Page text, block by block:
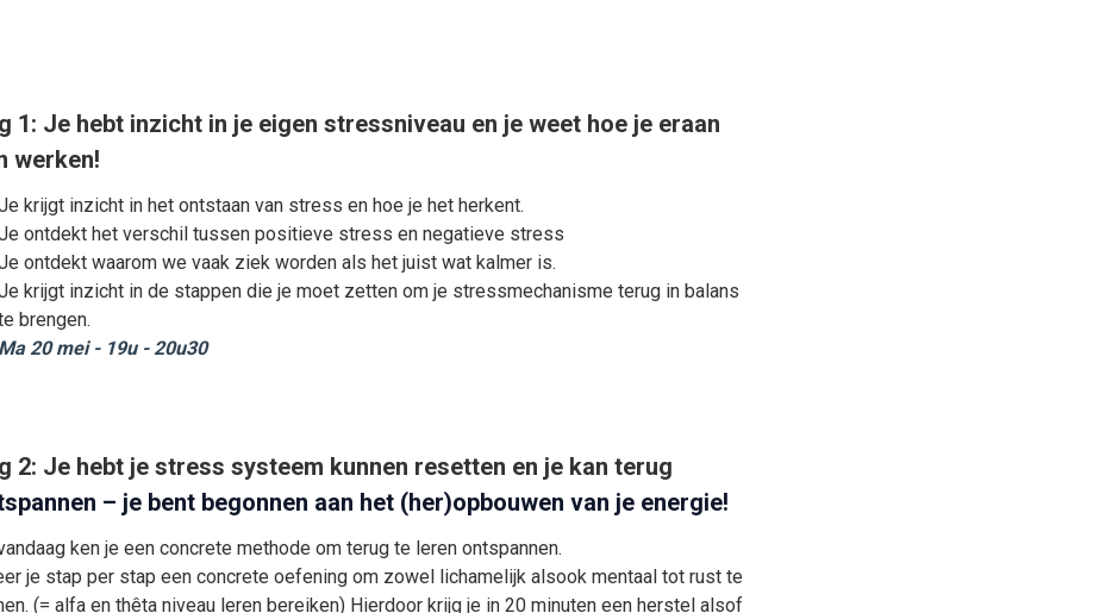
1: Je hebt inzicht in je eigen stressniveau en je weet hoe je eraan
werken!
krijgt inzicht in het ontstaan van stress en hoe je het herkent.
ontdekt het verschil tussen positieve stress en negatieve stress
ontdekt waarom we vaak ziek worden als het juist wat kalmer is.
krijgt inzicht in de stappen die je moet zetten om je stressmechanisme terug in balans
brengen.
Ma 20 mei - 19u - 20u30
2: Je hebt je stress systeem kunnen resetten en je kan terug
– je bent begonnen aan het (her)opbouwen van je energie!
ken je een concrete methode om terug te leren ontspannen.
je stap per stap een concrete oefening om zowel lichamelijk alsook mentaal tot rust te
(= alfa en thêta niveau leren bereiken) Hierdoor krijg je in 20 minuten een herstel alsof